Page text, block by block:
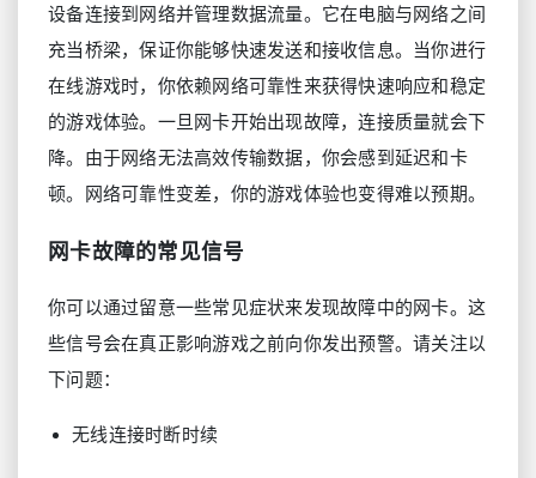
设备连接到网络并管理数据流量。它在电脑与网络之间
充当桥梁，保证你能够快速发送和接收信息。当你进行
在线游戏时，你依赖网络可靠性来获得快速响应和稳定
的游戏体验。一旦网卡开始出现故障，连接质量就会下
降。由于网络无法高效传输数据，你会感到延迟和卡
顿。网络可靠性变差，你的游戏体验也变得难以预期。
网卡故障的常见信号
你可以通过留意一些常见症状来发现故障中的网卡。这
些信号会在真正影响游戏之前向你发出预警。请关注以
下问题：
无线连接时断时续